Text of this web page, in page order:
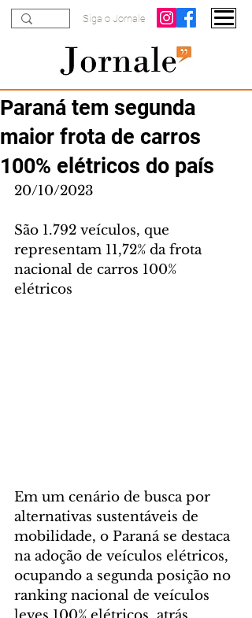
Siga o Jornale
Paraná tem segunda
maior frota de carros
100% elétricos do país
20/10/2023
São 1.792 veículos, que
representam 11,72% da frota
nacional de carros 100%
elétricos
Em um cenário de busca por
alternativas sustentáveis de
mobilidade, o Paraná se destaca
na adoção de veículos elétricos,
ocupando a segunda posição no
ranking nacional de veículos